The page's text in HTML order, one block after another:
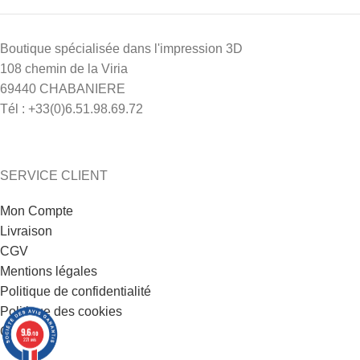
Boutique spécialisée dans l'impression 3D
108 chemin de la Viria
69440 CHABANIERE
Tél : +33(0)6.51.98.69.72
SERVICE CLIENT
Mon Compte
Livraison
CGV
Mentions légales
Politique de confidentialité
Politique des cookies
Contact
9.6/10
221 avis